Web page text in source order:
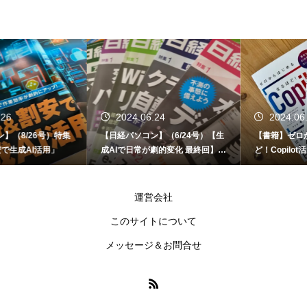
2024.06.24
【日経パソコン】（6/24号）【生
成AIで日常が劇的変化 最終回】 A
I時代のアプリケーション／サービ
2024.06.12
【書籍】ゼロからはじめる なるほ
ど！Copilot活用術（技術評論社）
運営会社
このサイトについて
メッセージ＆お問合せ